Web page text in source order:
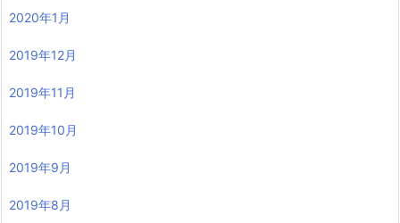
2020年1月
2019年12月
2019年11月
2019年10月
2019年9月
2019年8月